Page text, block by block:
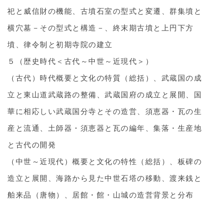
祀と威信財の機能、古墳石室の型式と変遷、群集墳と
横穴墓－その型式と構造－、終末期古墳と上円下方
墳、律令制と初期寺院の建立
５（歴史時代＜古代～中世～近現代＞）
（古代）時代概要と文化の特質（総括）、武蔵国の成
立と東山道武蔵路の整備、武蔵国府の成立と展開、国
華に相応しい武蔵国分寺とその造営、須恵器・瓦の生
産と流通、土師器・須恵器と瓦の編年、集落・生産地
と古代の開発
（中世～近現代）概要と文化の特性（総括）、板碑の
造立と展開、海路から見た中世石塔の移動、渡来銭と
舶来品（唐物）、居館・館・山城の造営背景と分布